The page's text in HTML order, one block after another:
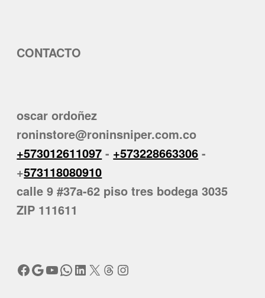
CONTACTO
oscar ordoñez
roninstore@roninsniper.com.co
+573012611097 - +573228663306 -
+573118080910
calle 9 #37a-62 piso tres bodega 3035
ZIP 111611
Facebook
Google
YouTube
WhatsApp
LinkedIn
X Threads
Instagram